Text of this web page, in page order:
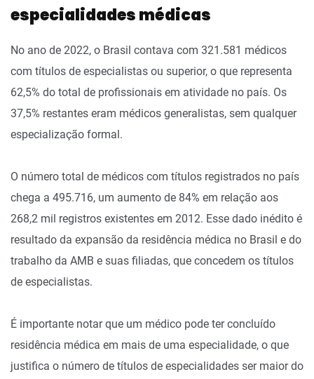
especialidades médicas
No ano de 2022, o Brasil contava com 321.581 médicos
com títulos de especialistas ou superior, o que representa
62,5% do total de profissionais em atividade no país. Os
37,5% restantes eram médicos generalistas, sem qualquer
especialização formal.
O número total de médicos com títulos registrados no país
chega a 495.716, um aumento de 84% em relação aos
268,2 mil registros existentes em 2012. Esse dado inédito é
resultado da expansão da residência médica no Brasil e do
trabalho da AMB e suas filiadas, que concedem os títulos
de especialistas.
É importante notar que um médico pode ter concluído
residência médica em mais de uma especialidade, o que
justifica o número de títulos de especialidades ser maior do